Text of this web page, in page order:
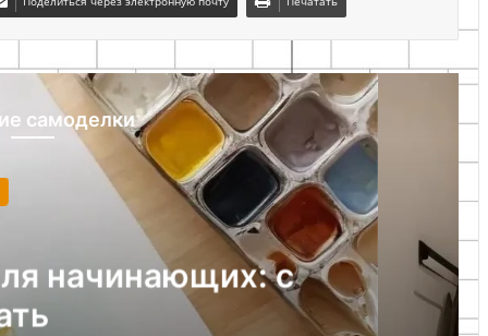
самоделки
рубрики
прихожей:
решения